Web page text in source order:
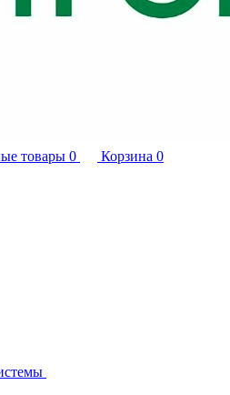
товары 0 Корзина 0